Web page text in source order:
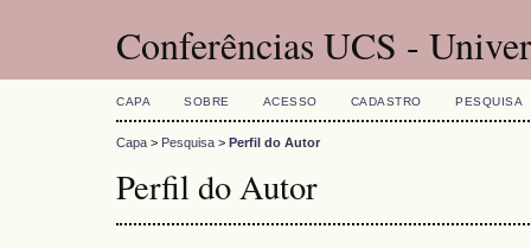
Conferências UCS -
CAPA SOBRE ACESSO CADASTRO PESQUISA
Capa > Pesquisa > Perfil do Autor
Perfil do Autor